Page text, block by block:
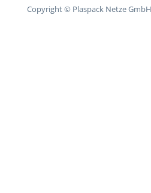
Copyright © Plaspack Netze